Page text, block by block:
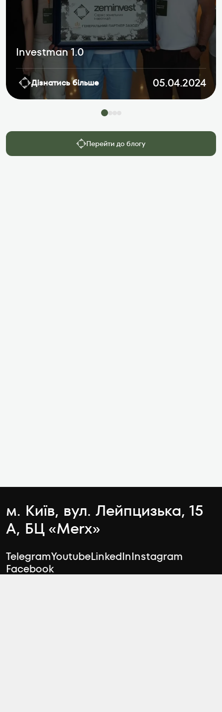
Investman 1.0
Дізнатись більше 05.04.2024
Перейти до блогу
м. Київ, вул. Лейпцизька, 15
А, БЦ «Merx»
TelegramYoutubeLinkedInInstagram
Facebook